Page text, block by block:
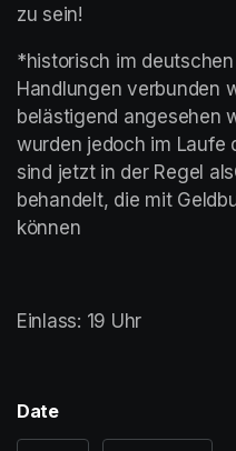
zu sein!
*historisch im
Handlungen verbunden
belästigend angesehen
wurden jedoch im Laufe
sind jetzt in der Regel
behandelt, die mit
können
Einlass: 19 Uhr
Date